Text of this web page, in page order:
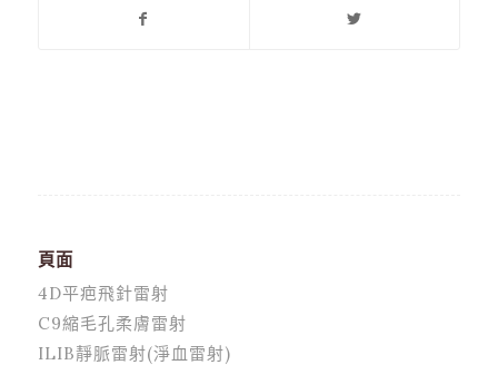
頁面
4D平疤飛針雷射
C9縮毛孔柔膚雷射
ILIB靜脈雷射(淨血雷射)